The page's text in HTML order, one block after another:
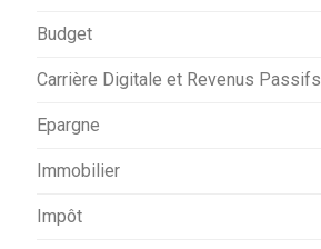
Budget
Carrière Digitale et Revenus Passifs
Epargne
Immobilier
Impôt